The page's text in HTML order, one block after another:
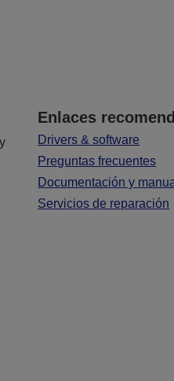
Enlaces
Drivers & software
Preguntas frecuentes
Documentación y
Servicios de reparación